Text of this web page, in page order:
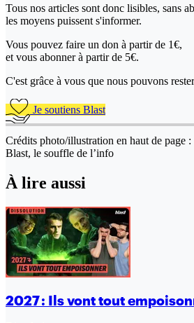
Tous nos articles sont donc lisibles, sans
les moyens puissent s'informer.
Vous pouvez faire un don à partir de 1€,
et vous abonner à partir de 5€.
C'est grâce à vous que nous pouvons
Je soutiens Blast
Crédits photo/illustration en haut de page :
Blast, le souffle de l’info
À lire aussi
2027 : Ils vont tout